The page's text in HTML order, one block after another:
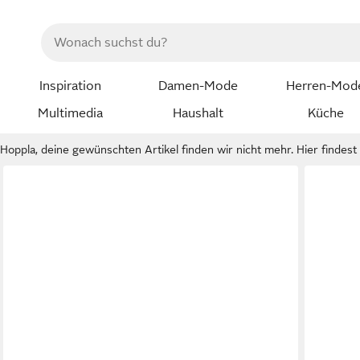
Inspiration Damen-Mode Herren-
Multimedia
Haushalt Küche
Hoppla, deine gewünschten Artikel finden wir nicht mehr. Hier